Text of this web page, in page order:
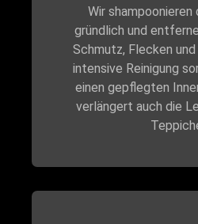
Wir shampoonieren
gründlich und
Schmutz, Flecken und
intensive Reinigung
einen gepflegten
verlängert auch die